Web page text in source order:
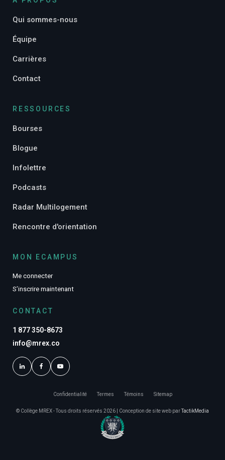
Qui sommes-nous
Équipe
Carrières
Contact
RESSOURCES
Bourses
Blogue
Infolettre
Podcasts
Radar Multilogement
Rencontre d'orientation
MON ECAMPUS
Me connecter
S’inscrire maintenant
CONTACT
1 877 350-8673
info@mrex.co
© Collège MREX - Tous droits réservés 2026 | Conception de site web parTactikMedia
Confidentialité Termes Témoins Sitemap